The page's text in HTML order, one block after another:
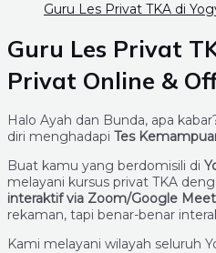
Guru Les Privat TKA di
Guru Les Privat
Privat Online &
Halo Ayah dan Bunda, apa
diri menghadapi Tes
Buat kamu yang berdomisili di
melayani kursus privat TKA
interaktif via Zoom/Google Meet
rekaman, tapi benar-benar
Kami melayani wilayah seluruh